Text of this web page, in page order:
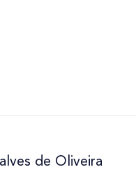
de Oliveira